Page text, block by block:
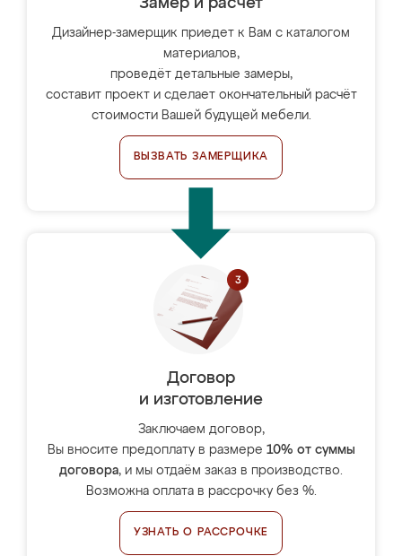
Замер и расчет
Дизайнер-замерщик приедет к Вам с каталогом
материалов,
проведёт детальные замеры,
составит проект и сделает окончательный расчёт
стоимости Вашей будущей мебели.
ВЫЗВАТЬ ЗАМЕРЩИКА
Договор
и изготовление
Заключаем договор,
Вы вносите предоплату в размере 10% от суммы
договора, и мы отдаём заказ в производство.
Возможна оплата в рассрочку без %.
УЗНАТЬ О РАССРОЧКЕ